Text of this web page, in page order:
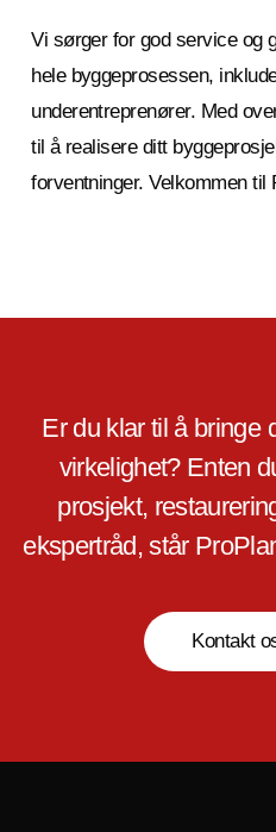
Vi sørger for god service og
hele byggeprosessen,
underentreprenører. Med
til å realisere ditt
forventninger. Velkommen til
Er du klar til å bringe
virkelighet? Enten
prosjekt,
ekspertråd, står
Kontakt